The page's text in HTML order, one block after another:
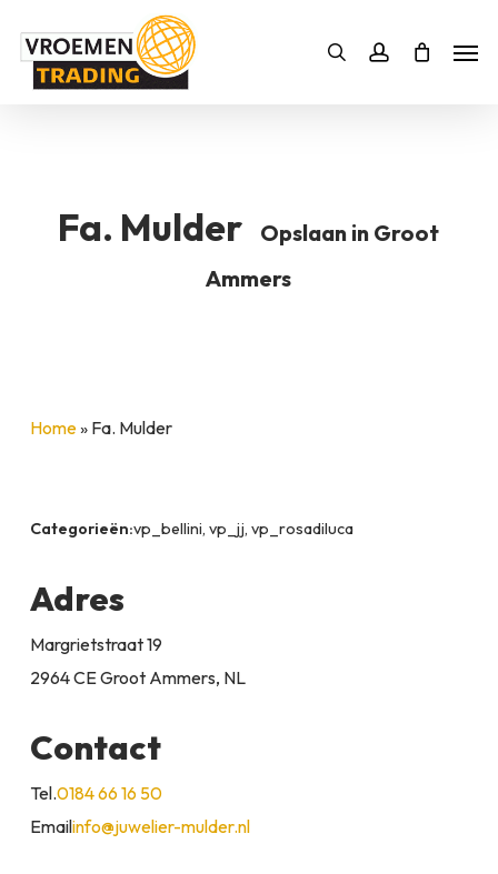
Zoekenaccount
Bestelling SLUITEN
Fa. Mulder
Opslaan in Groot
Ammers
Home» Fa. Mulder
Categorieën:vp_bellini, vp_jj, vp_rosadiluca
Adres
Margrietstraat 19
2964 CE Groot Ammers, NL
Contact
Tel.0184 66 16 50
Emailinfo@juwelier-mulder.nl